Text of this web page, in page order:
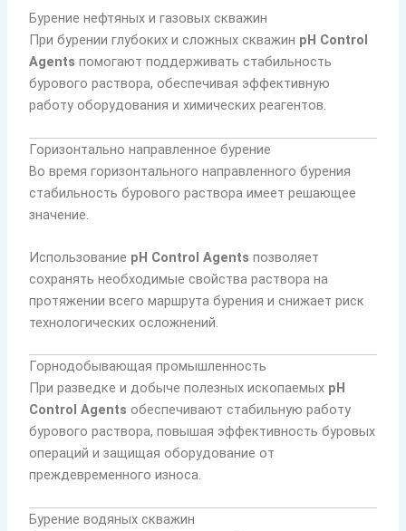
Бурение нефтяных и газовых скважин
При бурении глубоких и сложных скважин pH Control
Agents помогают поддерживать стабильность
бурового раствора, обеспечивая эффективную
работу оборудования и химических реагентов.
Горизонтально направленное бурение
Во время горизонтального направленного бурения
стабильность бурового раствора имеет решающее
значение.
Использование pH Control Agents позволяет
сохранять необходимые свойства раствора на
протяжении всего маршрута бурения и снижает риск
технологических осложнений.
Горнодобывающая промышленность
При разведке и добыче полезных ископаемых pH
Control Agents обеспечивают стабильную работу
бурового раствора, повышая эффективность буровых
операций и защищая оборудование от
преждевременного износа.
Бурение водяных скважин